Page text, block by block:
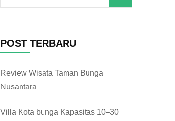
untuk:
POST TERBARU
Review Wisata Taman Bunga
Nusantara
Villa Kota bunga Kapasitas 10–30